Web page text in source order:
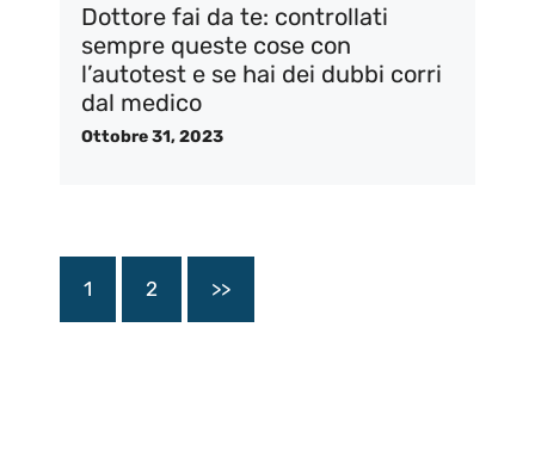
Dottore fai da te: controllati
sempre queste cose con
l’autotest e se hai dei dubbi corri
dal medico
Ottobre 31, 2023
1 2 >>